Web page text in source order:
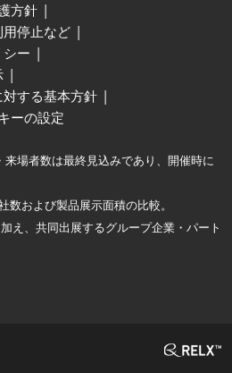
方針
停止など
ー
する基本方針
ーの設定
場者数は最終見込みであり、開催時に
および製品展示面積の比較。
え、共同出展するグループ企業・パート